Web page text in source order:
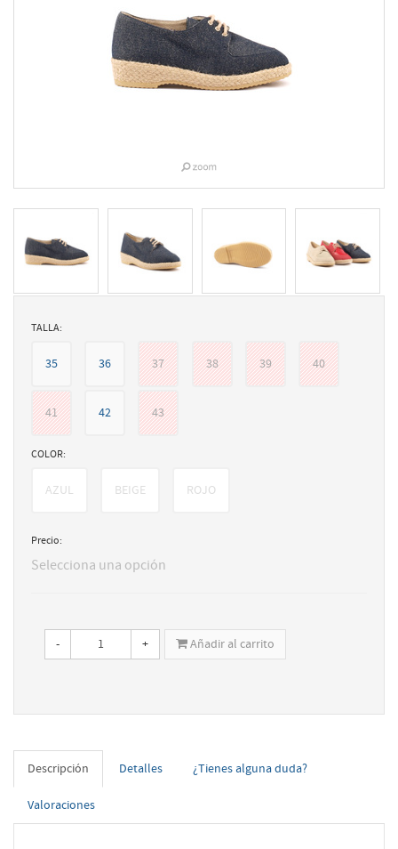
TALLA:
35 36 37 38 39 40
41 42 43
COLOR:
AZUL BEIGE ROJO
Precio:
Selecciona una opción
- + Añadir al carrito
Descripción Detalles ¿Tienes alguna duda?
Valoraciones